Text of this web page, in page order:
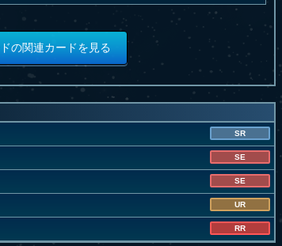
の関連カードを見る
SR
SE
SE
UR
RR